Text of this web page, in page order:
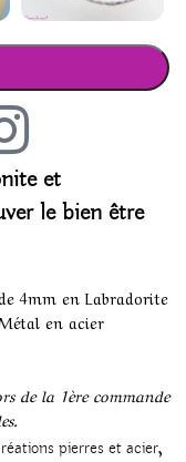
et
le bien être
4mm en Labradorite
en acier
de la 1ère commande
pierres et acier,